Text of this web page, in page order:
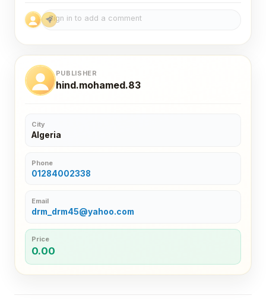
PUBLISHER
hind.mohamed.83
City
Algeria
Phone
01284002338
Email
drm_drm45@yahoo.com
Price
0.00